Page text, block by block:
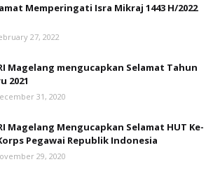
Memperingati Isra Mikraj 1443 H/2022
27, 2022
Magelang mengucapkan Selamat Tahun
2021
31, 2020
Magelang Mengucapkan Selamat HUT Ke-
Pegawai Republik Indonesia
29, 2020